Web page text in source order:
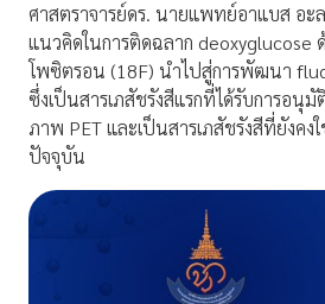
ศาสตราจารย์ดร. นายแพทย์อาแบส อะ
แนวคิดในการติดฉลาก deoxyglucose
โพซิตรอน (18F) นำไปสู่การพัฒนา
ซึ่งเป็นสารเภสัชรังสีแรกที่ได้รับการอนุ
ภาพ PET และเป็นสารเภสัชรังสีที่ยังค
ปัจจุบัน